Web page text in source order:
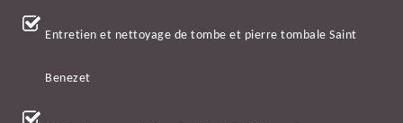
Entretien et nettoyage de tombe et pierre tombale Saint
Benezet